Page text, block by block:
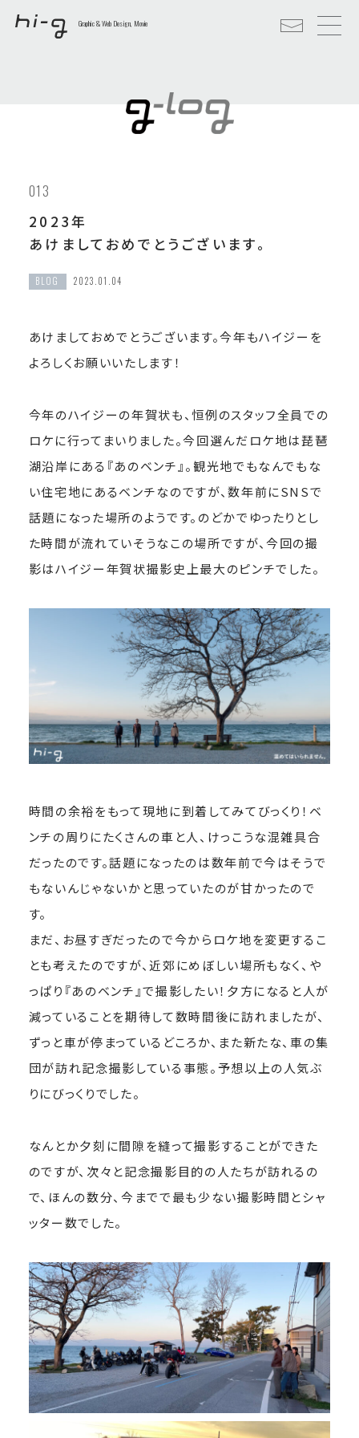
Graphic & Web Design, Movie
013
2023年
あけましておめでとうございます。
BLOG 2023.01.04
あけましておめでとうございます。今年もハイジーを
よろしくお願いいたします！
今年のハイジーの年賀状も、恒例のスタッフ全員での
ロケに行ってまいりました。今回選んだロケ地は琵琶
湖沿岸にある『あのベンチ』。観光地でもなんでもな
い住宅地にあるベンチなのですが、数年前にSNSで
話題になった場所のようです。のどかでゆったりとし
た時間が流れていそうなこの場所ですが、今回の撮
影はハイジー年賀状撮影史上最大のピンチでした。
時間の余裕をもって現地に到着してみてびっくり！ベ
ンチの周りにたくさんの車と人、けっこうな混雑具合
だったのです。話題になったのは数年前で今はそうで
もないんじゃないかと思っていたのが甘かったので
す。
まだ、お昼すぎだったので今からロケ地を変更するこ
とも考えたのですが、近郊にめぼしい場所もなく、や
っぱり『あのベンチ』で撮影したい！夕方になると人が
減っていることを期待して数時間後に訪れましたが、
ずっと車が停まっているどころか、また新たな、車の集
団が訪れ記念撮影している事態。予想以上の人気ぶ
りにびっくりでした。
なんとか夕刻に間隙を縫って撮影することができた
のですが、次々と記念撮影目的の人たちが訪れるの
で、ほんの数分、今までで最も少ない撮影時間とシャ
ッター数でした。